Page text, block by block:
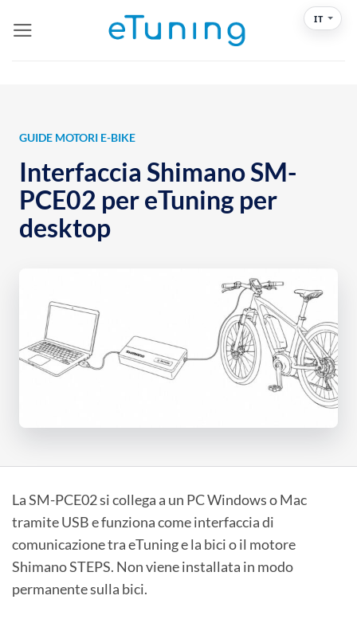
GUIDE MOTORI E-BIKE
Interfaccia Shimano SM-
PCE02 per eTuning per
desktop
La SM-PCE02 si collega a un PC Windows o Mac
tramite USB e funziona come interfaccia di
comunicazione tra eTuning e la bici o il motore
Shimano STEPS. Non viene installata in modo
permanente sulla bici.
IT